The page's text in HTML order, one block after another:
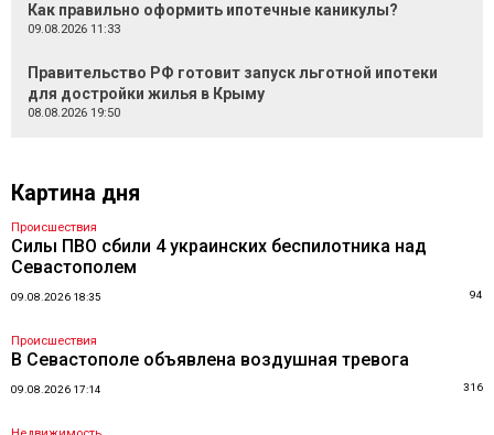
Как правильно оформить ипотечные каникулы?
09.08.2026 11:33
Правительство РФ готовит запуск льготной ипотеки
для достройки жилья в Крыму
08.08.2026 19:50
Картина дня
Происшествия
Силы ПВО сбили 4 украинских беспилотника над
Севастополем
09.08.2026 18:35 94
Происшествия
В Севастополе объявлена воздушная тревога
09.08.2026 17:14 316